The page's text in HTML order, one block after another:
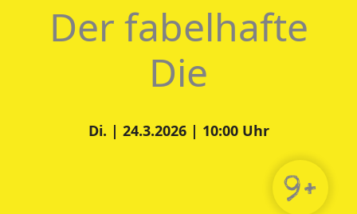
Der fabelhafte
Die
Di. | 24.3.2026 | 10:00 Uhr
9+